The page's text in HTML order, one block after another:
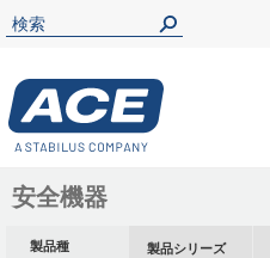
安全機器
製品種 製品シリーズ